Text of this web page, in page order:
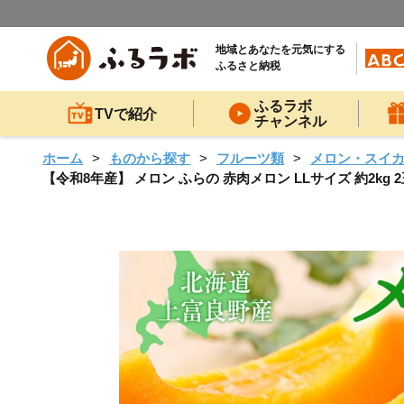
地域とあなたを元気にする
ふるさと納税
TVで紹介
ふるラボ
チャンネル
ホーム ものから探す フルーツ類
メロン・スイカ
【令和8年産】 メロン ふらの 赤肉メロン LLサイズ 約